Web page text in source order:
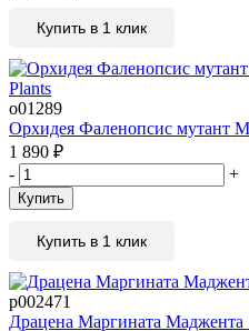
Купить в 1 клик
о01289
Орхидея Фаленопсис мутант
1 890 ₽
-
+
Купить
Купить в 1 клик
р002471
Драцена Маргината Маджента